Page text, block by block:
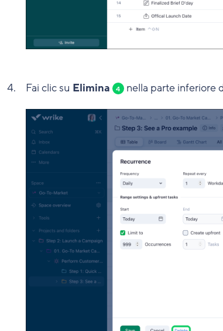
Fai clic su Elimina 4 nella parte inferiore